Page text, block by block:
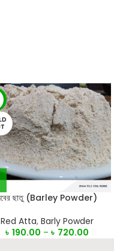
ছাতু (Barley Powder)
Red Atta, Barly Powder
৳ 190.00 – ৳ 720.00